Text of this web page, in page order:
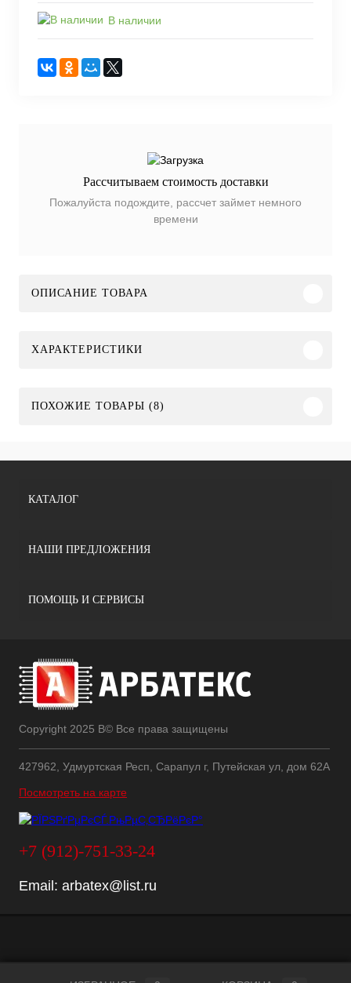
В наличии
Рассчитываем стоимость доставки
Пожалуйста подождите, рассчет займет немного
времени
ОПИСАНИЕ ТОВАРА
ХАРАКТЕРИСТИКИ
ПОХОЖИЕ ТОВАРЫ (8)
КАТАЛОГ
НАШИ ПРЕДЛОЖЕНИЯ
ПОМОЩЬ И СЕРВИСЫ
Copyright 2025 В© Все права защищены
427962, Удмуртская Респ, Сарапул г, Путейская ул, дом 62А
Посмотреть на карте
+7 (912)-751-33-24
Email: arbatex@list.ru